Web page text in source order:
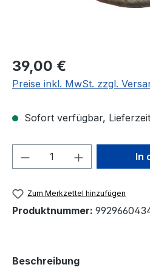
Regulärer Preis:
39,00 €
Preise inkl. MwSt. zzgl.
Sofort verfügbar,
Produkt Anzahl: In
Zum Merkzettel hinzufügen
Produktnummer:
Beschreibung